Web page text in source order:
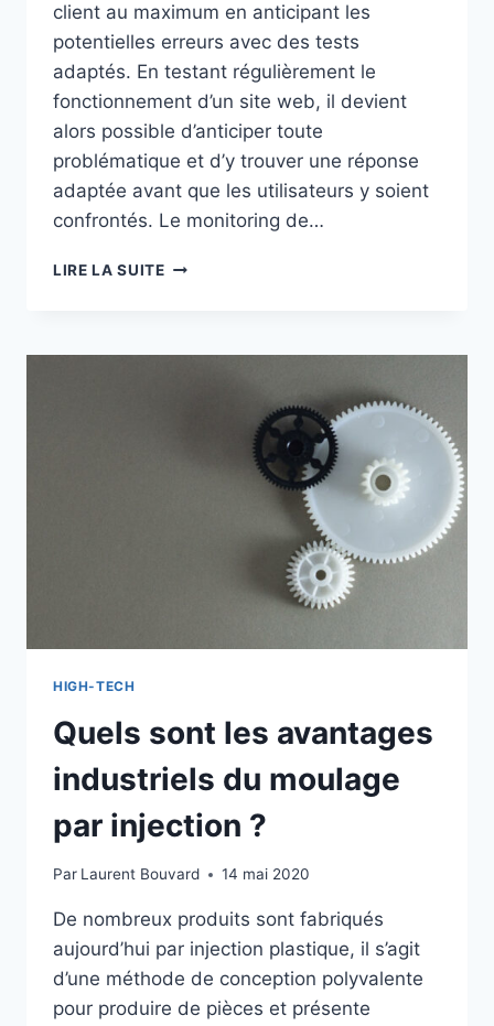
client au maximum en anticipant les
potentielles erreurs avec des tests
adaptés. En testant régulièrement le
fonctionnement d’un site web, il devient
alors possible d’anticiper toute
problématique et d’y trouver une réponse
adaptée avant que les utilisateurs y soient
confrontés. Le monitoring de…
LIRE LA SUITEUTILISER
SITE
CHANGEMENTS
HIGH-TECH
Quels sont les avantages
industriels du moulage
par injection ?
Par Laurent Bouvard 14 mai 2020
De nombreux produits sont fabriqués
aujourd’hui par injection plastique, il s’agit
d’une méthode de conception polyvalente
pour produire de pièces et présente